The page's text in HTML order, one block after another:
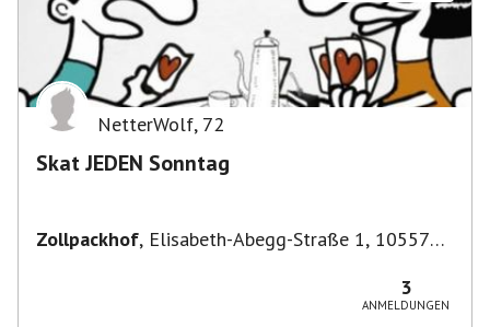
NetterWolf, 72
Skat JEDEN Sonntag
Zollpackhof, Elisabeth-Abegg-Straße 1, 10557
3
ANMELDUNGEN